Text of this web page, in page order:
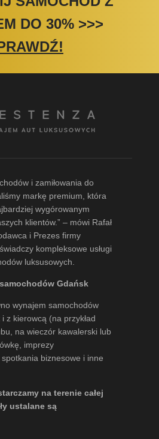
DO 30% >>>
i zamiłowania do
markę premium, która
wygórowanym
klientów.” – mówi Rafał
i Prezes firmy
kompleksowe usługi
luksusowych.
Gdańsk
wynajem samochodów
z kierowcą (na przykład
na wieczór kawalerski lub
imprezy
biznesowe i inne
na terenie całej
ustalane są